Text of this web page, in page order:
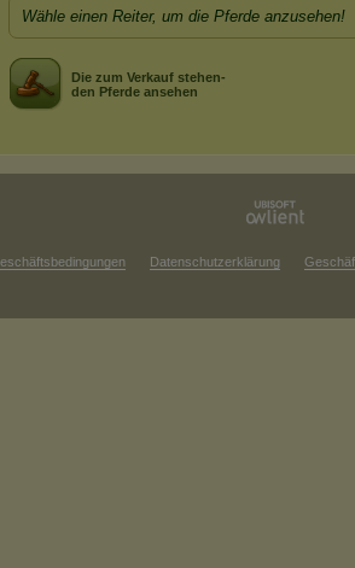
Wähle einen Reiter, um die Pferde anzusehen!
Die zum Verkauf stehen-
den Pferde ansehen
Datenschutzerklärung